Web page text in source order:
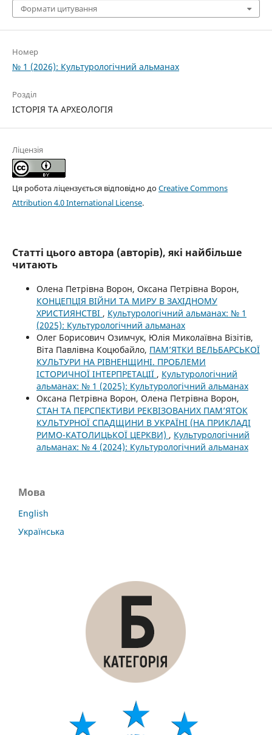
Формати цитування
Номер
№ 1 (2026): Культурологічний альманах
Розділ
ІСТОРІЯ ТА АРХЕОЛОГІЯ
Ліцензія
Ця робота ліцензується відповідно доCreative Commons
Attribution 4.0 International License.
Статті цього автора (авторів), які найбільше
читають
Олена Петрівна Ворон, Оксана Петрівна Ворон,
КОНЦЕПЦІЯ ВІЙНИ ТА МИРУ В ЗАХІДНОМУ
ХРИСТИЯНСТВІ , Культурологічний альманах: № 1
(2025): Культурологічний альманах
Олег Борисович Озимчук, Юлія Миколаївна Візітів,
Віта Павлівна Коцюбайло, ПАМ’ЯТКИ ВЕЛЬБАРСЬКОЇ
КУЛЬТУРИ НА РІВНЕНЩИНІ. ПРОБЛЕМИ
ІСТОРИЧНОЇ ІНТЕРПРЕТАЦІЇ , Культурологічний
альманах: № 1 (2025): Культурологічний альманах
Оксана Петрівна Ворон, Олена Петрівна Ворон,
СТАН ТА ПЕРСПЕКТИВИ РЕКВІЗОВАНИХ ПАМ’ЯТОК
КУЛЬТУРНОЇ СПАДЩИНИ В УКРАЇНІ (НА ПРИКЛАДІ
РИМО-КАТОЛИЦЬКОЇ ЦЕРКВИ) , Культурологічний
альманах: № 4 (2024): Культурологічний альманах
Мова
English
Українська